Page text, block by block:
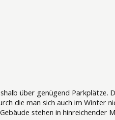
über genügend
die man sich auch im Winter
stehen in hinreichender